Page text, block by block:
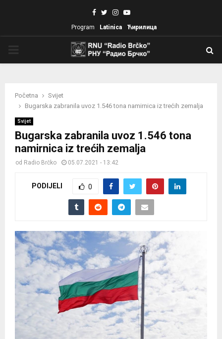
Facebook
TwitterInstagram
Youtube
Program Latinica Ћирилица
Početna
Svijet
Bugarska zabranila uvoz 1.546 tona namirnica iz trećih zemalja
Svijet
Bugarska zabranila uvoz 1.546 tona
namirnica iz trećih zemalja
od Radio Brčko 05.07.2021 - 13:42
PODIJELI 0